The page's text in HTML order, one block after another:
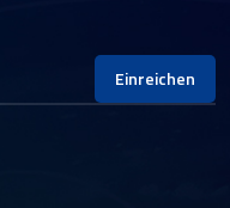
Einreichen